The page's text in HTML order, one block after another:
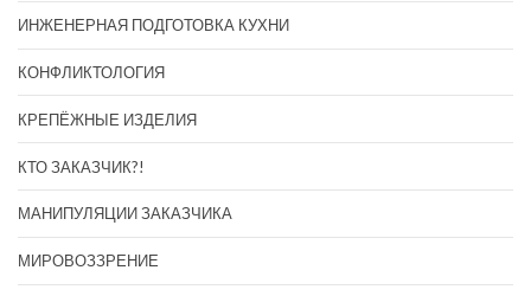
ИНЖЕНЕРНАЯ ПОДГОТОВКА КУХНИ
КОНФЛИКТОЛОГИЯ
КРЕПЁЖНЫЕ ИЗДЕЛИЯ
КТО ЗАКАЗЧИК?!
МАНИПУЛЯЦИИ ЗАКАЗЧИКА
МИРОВОЗЗРЕНИЕ